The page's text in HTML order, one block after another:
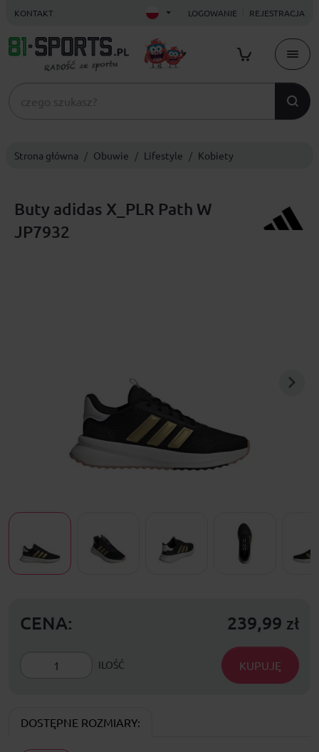
KONTAKT LOGOWANIE REJESTRACJA
Strona główna Obuwie Lifestyle Kobiety
Buty adidas X_PLR Path W
JP7932
CENA: 239,99 zł
ILOŚĆ KUPUJĘ
DOSTĘPNE ROZMIARY: